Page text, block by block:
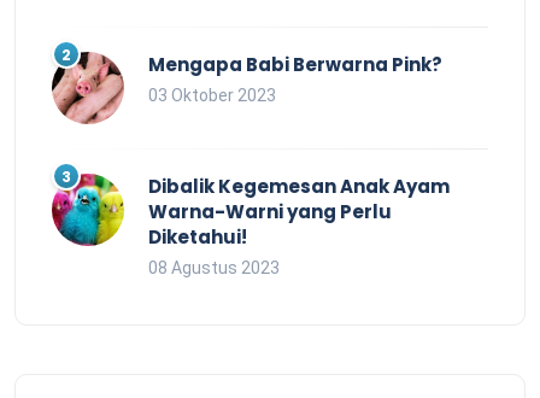
Mengapa Babi Berwarna Pink?
03 Oktober 2023
Dibalik Kegemesan Anak Ayam
Warna-Warni yang Perlu
Diketahui!
08 Agustus 2023